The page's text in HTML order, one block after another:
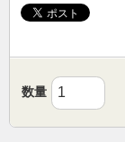
数量